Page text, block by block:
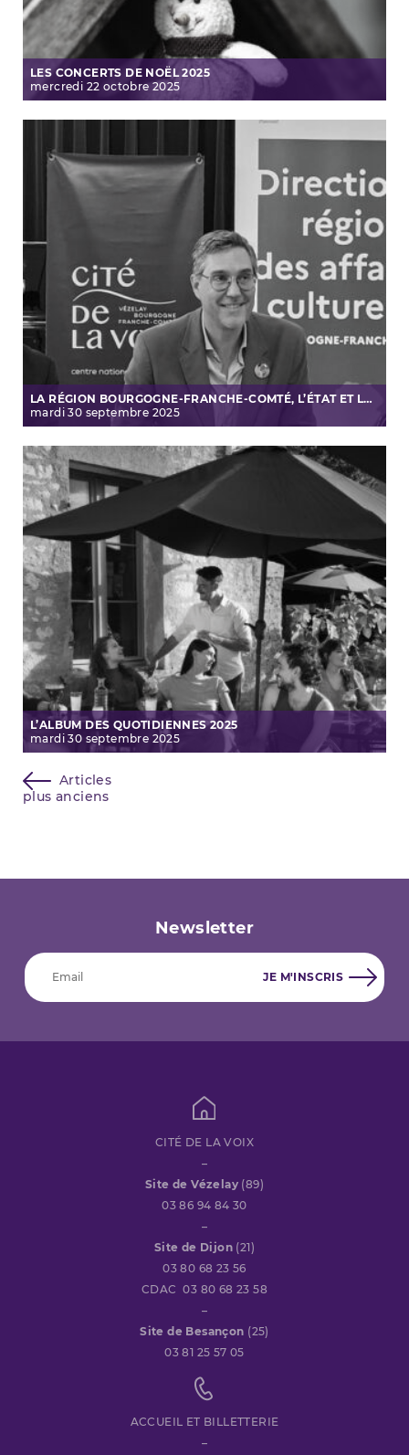
LES CONCERTS DE NOËL 2025
mercredi 22 octobre 2025
LA RÉGION BOURGOGNE-FRANCHE-COMTÉ, L’ÉTAT ET LA CITÉ DE LA VOIX S’ENGAGENT POUR 2025-2028
mardi 30 septembre 2025
L’ALBUM DES QUOTIDIENNES 2025
mardi 30 septembre 2025
Navigation
des
Articles
plus anciens
Newsletter
CITÉ DE LA VOIX
–
Site de Vézelay (89)
03 86 94 84 30
–
Site de Dijon (21)
03 80 68 23 56
CDAC 03 80 68 23 58
–
Site de Besançon (25)
03 81 25 57 05
ACCUEIL ET BILLETTERIE
–